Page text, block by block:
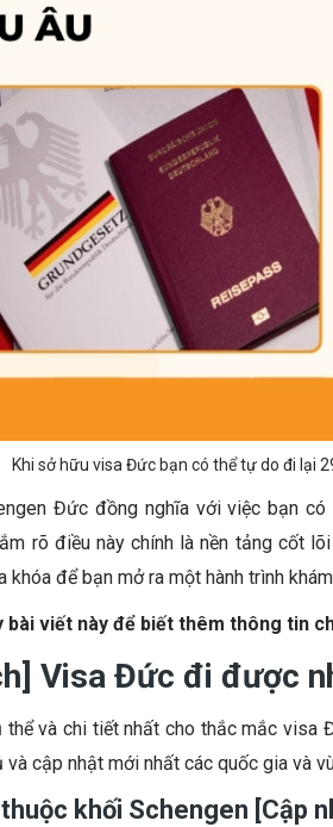
Khi sở hữu visa Đức bạn có thể tự do đi lại
Đức đồng nghĩa với việc bạn
rõ điều này chính là nền tảng cốt
khóa để bạn mở ra một hành trình
bài viết này để biết thêm thông tin
Visa Đức đi được
thể và chi tiết nhất cho thắc mắc
cập nhật mới nhất các quốc gia và
khối Schengen [Cập